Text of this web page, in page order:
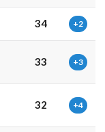
34 +2
33 +3
32 +4